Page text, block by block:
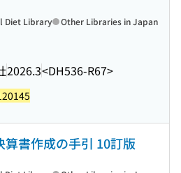
2026.3<DH536-R67>
Diet Library Other Libraries in Japan
算書作成の手引 10訂版